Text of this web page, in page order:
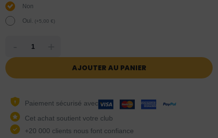
Non
Oui. (+5,00€)
AJOUTER AU PANIER
Paiement sécurisé avec
Cet achat soutient votre club
+20 000 clients nous font confiance